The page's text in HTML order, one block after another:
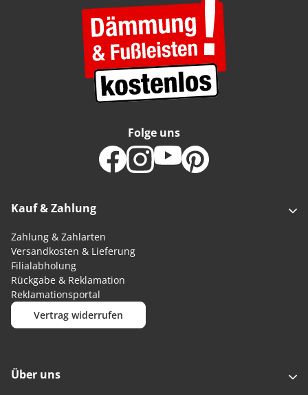
Kauf & Zahlung
Zahlung & Zahlarten
Versandkosten & Lieferung
Filialabholung
Rückgabe & Reklamation
Reklamationsportal
Vertrag widerrufen
Folge uns
Über uns